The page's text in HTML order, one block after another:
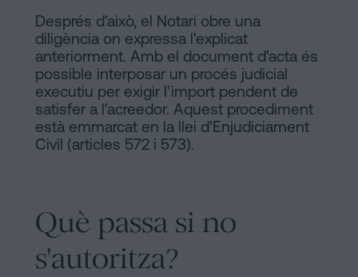
Després d'això, el Notari obre una
diligència on expressa l'explicat
anteriorment. Amb el document d'acta és
possible interposar un procés judicial
executiu per exigir l'import pendent de
satisfer a l'acreedor. Aquest procediment
està emmarcat en la llei d'Enjudiciament
Civil (articles 572 i 573).
Què passa si no
s'autoritza?